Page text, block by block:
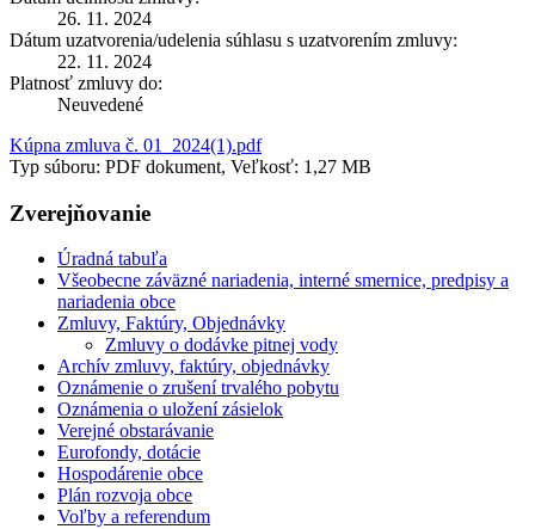
26. 11. 2024
Dátum uzatvorenia/udelenia súhlasu s uzatvorením zmluvy:
22. 11. 2024
Platnosť zmluvy do:
Neuvedené
Kúpna zmluva č. 01_2024(1).pdf
Typ súboru: PDF dokument, Veľkosť: 1,27 MB
Zverejňovanie
Úradná tabuľa
Všeobecne záväzné nariadenia, interné smernice, predpisy a
nariadenia obce
Zmluvy, Faktúry, Objednávky
Zmluvy o dodávke pitnej vody
Archív zmluvy, faktúry, objednávky
Oznámenie o zrušení trvalého pobytu
Oznámenia o uložení zásielok
Verejné obstarávanie
Eurofondy, dotácie
Hospodárenie obce
Plán rozvoja obce
Voľby a referendum